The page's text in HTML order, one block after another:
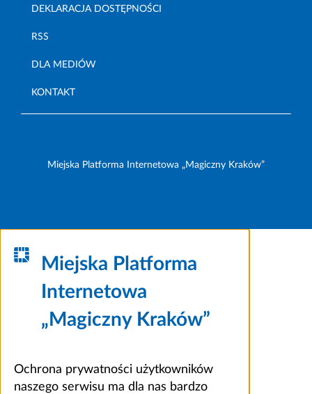
DEKLARACJA DOSTĘPNOŚCI
RSS
DLA MEDIÓW
KONTAKT
Miejska Platforma Internetowa „Magiczny Kraków”
Miejska Platforma
Internetowa
„Magiczny Kraków”
Ochrona prywatności użytkowników
naszego serwisu ma dla nas bardzo